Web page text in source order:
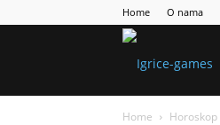
Home O nama
Home Horoskop